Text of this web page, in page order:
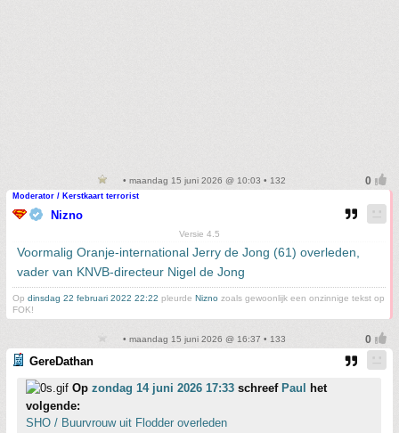
• maandag 15 juni 2026 @ 10:03 • 132
Moderator / Kerstkaart terrorist
Nizno
Versie 4.5
Voormalig Oranje-international Jerry de Jong (61) overleden,
vader van KNVB-directeur Nigel de Jong
Op dinsdag 22 februari 2022 22:22 pleurde Nizno zoals gewoonlijk een onzinnige tekst op
FOK!
• maandag 15 juni 2026 @ 16:37 • 133
GereDathan
Op zondag 14 juni 2026 17:33 schreef Paul
het
volgende:
SHO / Buurvrouw uit Flodder overleden